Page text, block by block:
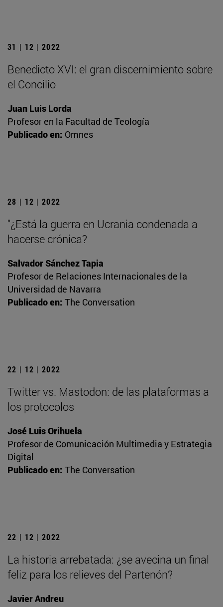
31 | 12 | 2022
Benedicto XVI: el gran discernimiento sobre
el Concilio
Juan Luis Lorda
Profesor en la Facultad de Teología
Publicado en: Omnes
28 | 12 | 2022
"¿Está la guerra en Ucrania condenada a
hacerse crónica?
Salvador Sánchez Tapia
Profesor de Relaciones Internacionales de la
Universidad de Navarra
Publicado en: The Conversation
22 | 12 | 2022
Twitter vs. Mastodon: de las plataformas a
los protocolos
José Luis Orihuela
Profesor de Comunicación Multimedia y Estrategia
Digital
Publicado en: The Conversation
22 | 12 | 2022
La historia arrebatada: ¿se avecina un final
feliz para los relieves del Partenón?
Javier Andreu